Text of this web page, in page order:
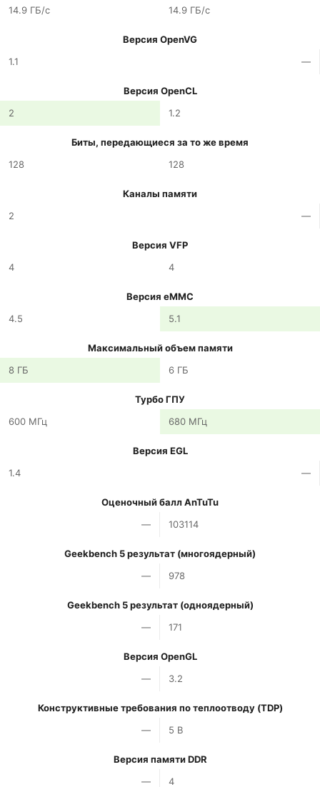
14.9 ГБ/с
14.9 ГБ/с
Версия OpenVG
1.1
—
Версия OpenCL
2
1.2
Биты, передающиеся за то же время
128
128
Каналы памяти
2
—
Версия VFP
4
4
Версия eMMC
4.5
5.1
Максимальный объем памяти
8 ГБ
6 ГБ
Турбо ГПУ
600 МГц
680 МГц
Версия EGL
1.4
—
Оценочный балл AnTuTu
—
103114
Geekbench 5 результат (многоядерный)
—
978
Geekbench 5 результат (одноядерный)
—
171
Версия OpenGL
—
3.2
Конструктивные требования по теплоотводу (TDP)
—
5 В
Версия памяти DDR
—
4